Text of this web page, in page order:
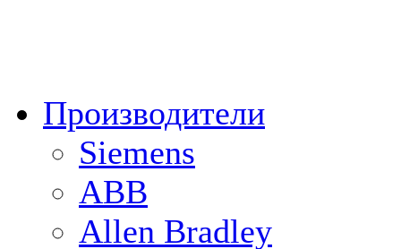
Производители
Siemens
ABB
Allen Bradley